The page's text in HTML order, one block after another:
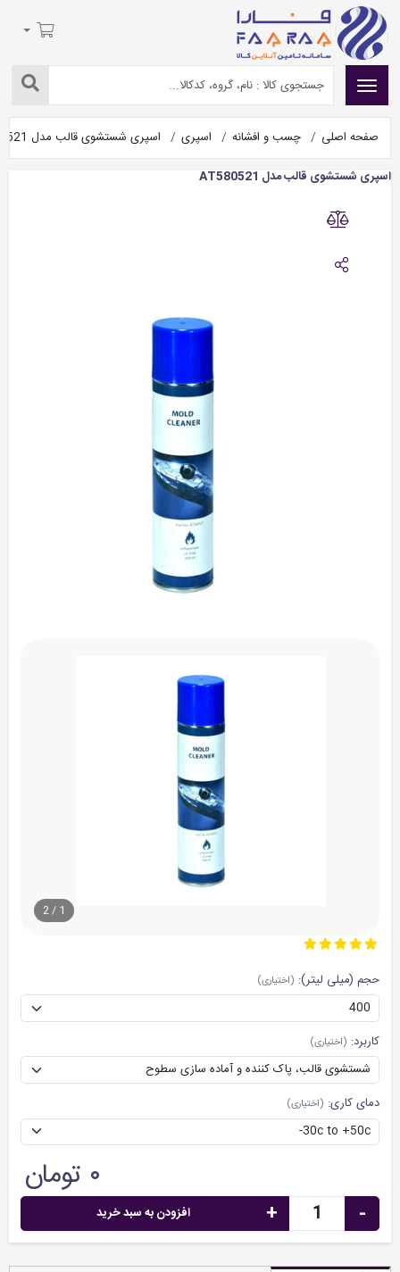
صفحه اصلی چسب و افشانه اسپری
اسپری شستشوی قالب مدل AT580521
اسپری شستشوی قالب مدل AT580521
حجم (میلی لیتر): (اختیاری)
کاربرد: (اختیاری)
دمای کاری: (اختیاری)
۰ تومان
-
+ افزودن به سبد خرید
1
/
2